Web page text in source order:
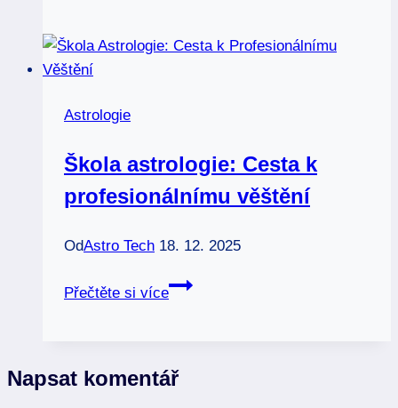
Vědecký
Astrologie
Škola astrologie: Cesta k
profesionálnímu věštění
OdAstro Tech 18. 12. 2025
Přečtěte si více
Škola
profesionálnímu
Napsat komentář